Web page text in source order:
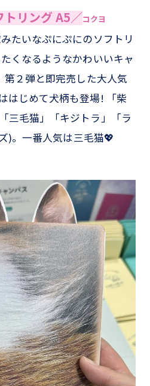
トリング A5／コクヨ
たいなぷにぷにのソフトリ
くなるようなかわいいキャ
２弾と即完売した大人気
はじめて犬柄も登場! 「柴
三毛猫」「キジトラ」「ラ
)。一番人気は三毛猫💖